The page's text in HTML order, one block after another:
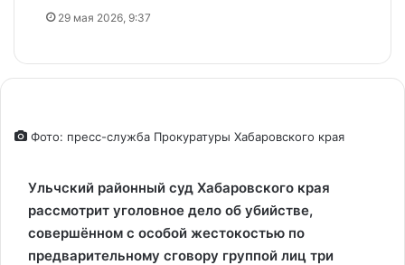
29 мая 2026, 9:37
Фото: пресс-служба Прокуратуры Хабаровского края
Ульчский районный суд Хабаровского края
рассмотрит уголовное дело об убийстве,
совершённом с особой жестокостью по
предварительному сговору группой лиц три